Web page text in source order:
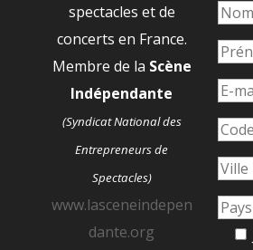
spectacles et de
concerts en France.
Membre de la Scène
Indépendante
(Syndicat National des
Entrepreneurs de
Spectacles)
www.lasceneindepen
dante.org